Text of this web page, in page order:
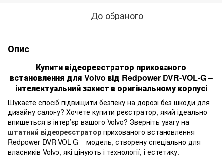
До обраного
Опис
Купити відеореєстратор прихованого
встановлення для Volvo від Redpower DVR-VOL-G –
інтелектуальний захист в оригінальному корпусі
Шукаєте спосіб підвищити безпеку на дорозі без шкоди для
дизайну салону? Хочете купити реєстратор, який ідеально
впишеться в інтер’єр вашого Volvo? Зверніть увагу на
штатний відеореєстратор прихованого встановлення
Redpower DVR-VOL-G – модель, створену спеціально для
власників Volvo, які цінують і технології, і естетику.